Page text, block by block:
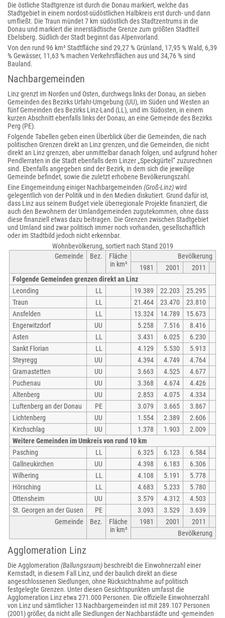
Die östliche Stadtgrenze ist durch die Donau markiert, welche das
Stadtgebiet in einem nordost-südöstlichen Halbkreis erst durch- und dann
umfließt. Die Traun mündet 7 km südöstlich des Stadtzentrums in die
Donau und markiert die innerstädtische Grenze zum größten Stadtteil
Ebelsberg. Südlich der Stadt beginnt das Alpenvorland.
Von den rund 96 km² Stadtfläche sind 29,27 % Grünland, 17,95 % Wald, 6,39
% Gewässer, 11,63 % machen Verkehrsflächen aus und 34,76 % sind
Bauland.
Nachbargemeinden
Linz grenzt im Norden und Osten, durchwegs links der Donau, an sieben
Gemeinden des Bezirks Urfahr-Umgebung (UU), im Süden und Westen an
fünf Gemeinden des Bezirks Linz-Land (LL), und im Südosten, in einem
kurzen Abschnitt ebenfalls links der Donau, an eine Gemeinde des Bezirks
Perg (PE).
Folgende Tabellen geben einen Überblick über die Gemeinden, die nach
politischen Grenzen direkt an Linz grenzen, und die Gemeinden, die nicht
direkt an Linz grenzen, aber unmittelbar danach folgen, und aufgrund hoher
Pendlerraten in die Stadt ebenfalls dem Linzer „Speckgürtel“ zuzurechnen
sind. Ebenfalls angegeben sind der Bezirk, in dem sich die jeweilige
Gemeinde befindet, sowie die zuletzt erhobene Bevölkerungszahl.
Eine Eingemeindung einiger Nachbargemeinden (Groß-Linz)wird
gelegentlich von der Politik und in den Medien diskutiert. Grund dafür ist,
dass Linz aus seinem Budget viele überregionale Projekte finanziert, die
auch den Bewohnern der Umlandgemeinden zugutekommen, ohne dass
diese finanziell etwas dazu beitragen. Die Grenzen zwischen Stadtgebiet
und Umland sind zwar politisch immer noch vorhanden, gesellschaftlich
oder im Stadtbild jedoch nicht erkennbar.
Wohnbevölkerung, sortiert nach Stand 2019
Gemeinde
Bez.
Fläche
in km²
Bevölkerung
1981
2001
2011
Folgende Gemeinden grenzen direkt an Linz
Leonding
LL 19.389 22.203
25.295
Traun
LL 21.464 23.470
23.810
Ansfelden
LL 13.324 14.789
15.673
Engerwitzdorf
UU 5.258 7.516
8.416
Asten
LL 3.431 6.025
6.230
Sankt Florian
LL 4.129 5.530
5.913
Steyregg
UU 4.394 4.749
4.764
Gramastetten
UU 3.663 4.525
4.677
Puchenau
UU 3.368 4.674
4.426
Altenberg
UU 2.853 4.075
4.334
Luftenberg an der Donau
PE 3.079 3.665
3.867
Lichtenberg
UU 1.554 2.389
2.606
Kirchschlag
UU 1.378 1.903
2.009
Weitere Gemeinden im Umkreis von rund 10 km
Pasching
LL 6.325 6.123
6.584
Gallneukirchen
UU 4.398 6.183
6.306
Wilhering
LL 4.108 5.191
5.778
Hörsching
LL 4.683 5.233
5.780
Ottensheim
UU 3.579 4.312
4.503
St. Georgen an der Gusen
PE 3.093 3.529
3.639
Gemeinde
Bez.
Fläche
in km²
1981 2001
2011
Bevölkerung
Agglomeration Linz
Die Agglomeration (Ballungsraum) beschreibt die Einwohnerzahl einer
Kernstadt, in diesem Fall Linz, und der baulich direkt an diese
angeschlossenen Siedlungen, ohne Rücksichtnahme auf politisch
festgelegte Grenzen. Unter diesen Gesichtspunkten umfasst die
Agglomeration Linz etwa 271.000 Personen. Die offizielle Einwohnerzahl
von Linz und sämtlicher 13 Nachbargemeinden ist mit 289.107 Personen
(2001) größer, da nicht alle Siedlungen der Nachbarstädte und -gemeinden